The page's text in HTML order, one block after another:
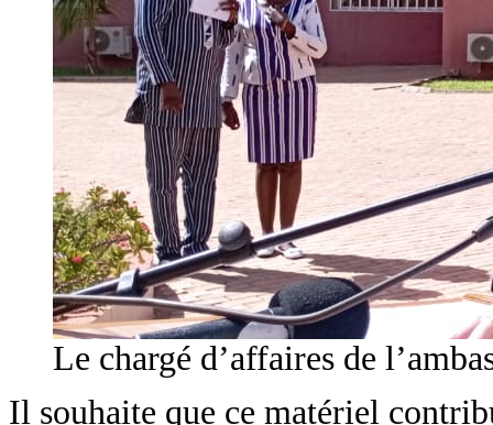
Le chargé d’affaires de
Il souhaite que ce matériel